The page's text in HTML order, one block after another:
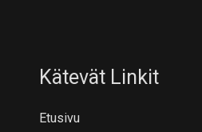
Kätevät Linkit
Etusivu